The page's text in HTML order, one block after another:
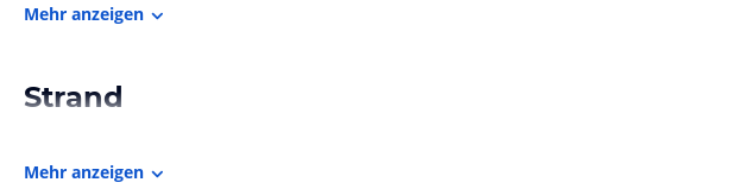
Mehr anzeigen
Strand
Mehr anzeigen